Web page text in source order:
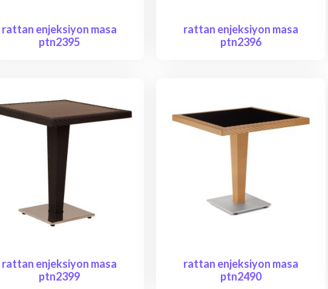
rattan enjeksiyon masa
ptn2395
rattan enjeksiyon masa
ptn2396
rattan enjeksiyon masa
ptn2399
rattan enjeksiyon masa
ptn2490